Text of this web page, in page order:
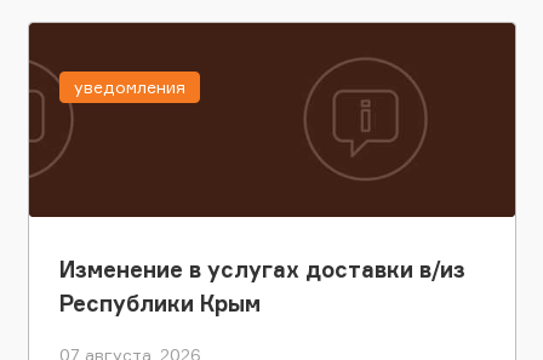
Изменение в услугах доставки в/из
Республики Крым
07 августа, 2026
уведомления